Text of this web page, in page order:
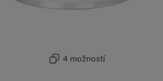
4 možností